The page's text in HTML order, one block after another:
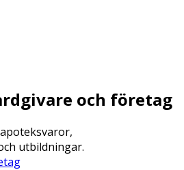
och företag
utbildningar.